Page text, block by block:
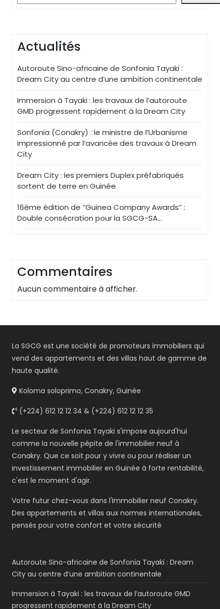
Actualités
Autoroute Sino-africaine de Sonfonia Tayaki :
Dream City au centre d’une ambition continentale
Immersion à Tayaki : les travaux de l’autoroute
GMD progressent rapidement à la Dream City
Sonfonia (Conakry) : le ministre de l’Urbanisme
impressionné par l’avancée des travaux à Dream
City
Dream City : les premiers Duplex préfabriqués
sortent de terre en Guinée
16ème édition de ‘’Guinea Company Awards’’ :
Double consécration pour la SGCG-SA…
Commentaires
Aucun commentaire à afficher.
La SGCG est une société de promoteurs immobiliers qui
vend des appartements et des villas haut de gamme de
haute qualité.
Koloma soloprimo, Conakry, Guinée
(+224) 612 12 12 34 & (+224) 612 12 12 35
Le secteur de Sonfonia Tayaki s'impose aujourd'hui
comme la nouvelle pépite de l'immobilier neuf à
Conakry. Que ce soit pour y vivre ou pour réaliser un
investissement immobilier en Guinée à forte rentabilité,
c'est le moment d'agir.
Votre futur chez-vous dans l'Immobilier neuf Conakry.
Des appartements et villas aux normes internationales,
pensés pour votre confort et votre sécurité
Autoroute Sino-africaine de Sonfonia Tayaki : Dream
City au centre d’une ambition continentale
Immersion à Tayaki : les travaux de l’autoroute GMD
progressent rapidement à la Dream City